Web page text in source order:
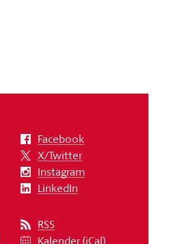
Facebook
X/Twitter
Instagram
LinkedIn
RSS
Kalender (iCal)